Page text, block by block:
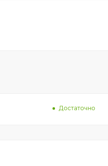
Достаточно